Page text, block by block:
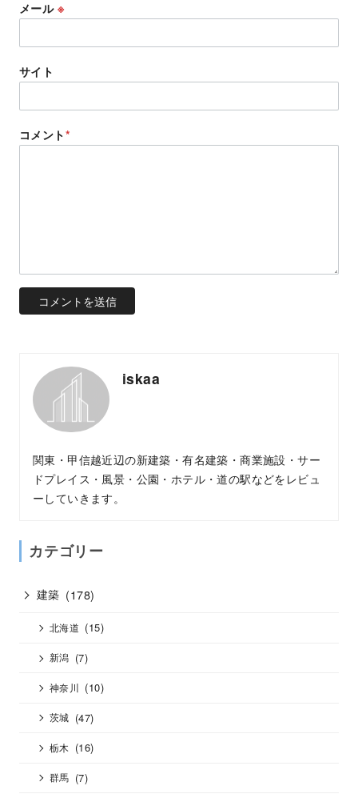
メール ※
サイト
コメント*
iskaa
関東・甲信越近辺の新建築・有名建築・商業施設・サー
ドプレイス・風景・公園・ホテル・道の駅などをレビュ
ーしていきます。
カテゴリー
建築 (178)
北海道 (15)
新潟 (7)
神奈川 (10)
茨城 (47)
栃木 (16)
群馬 (7)